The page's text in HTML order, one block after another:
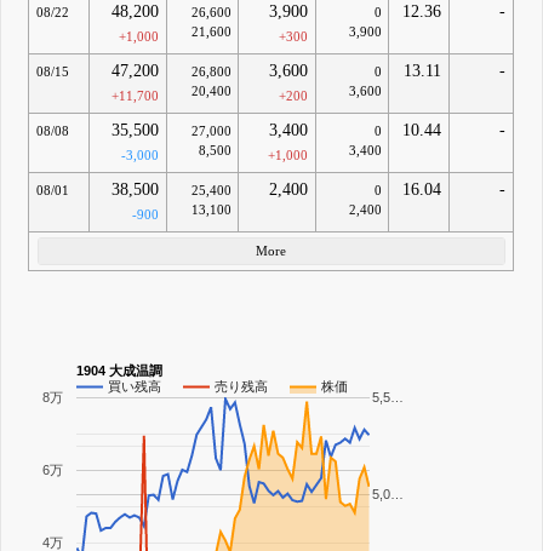
08/22 48,200
+1,000
26,600
21,600
3,900
+300
0
3,900
12.36 -
08/15 47,200
+11,700
26,800
20,400
3,600
+200
0
3,600
13.11 -
08/08 35,500
-3,000
27,000
8,500
3,400
+1,000
0
3,400
10.44 -
08/01 38,500
-900
25,400
13,100
2,400
0
2,400
16.04 -
More
1904 大成温調
買い残高
売り残高 株価
4万
6万
8万
5,0…
5,5…